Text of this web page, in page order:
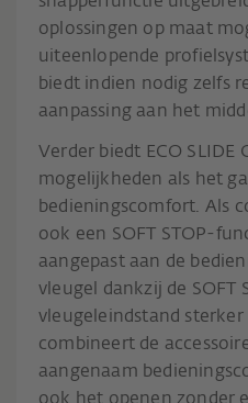
oplossingen op maat
uiteenlopende
biedt indien nodig zelfs
aanpassing aan het
Verder biedt ECO
mogelijkheden als het
bedieningscomfort. Als
ook een SOFT STOP-
aangepast aan de
vleugel dankzij de SOFT
vleugeleindstand
combineert de
aangenaam